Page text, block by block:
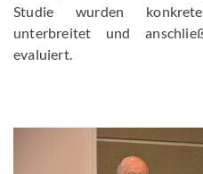
Studie wurden konkrete
unterbreitet und
evaluiert.